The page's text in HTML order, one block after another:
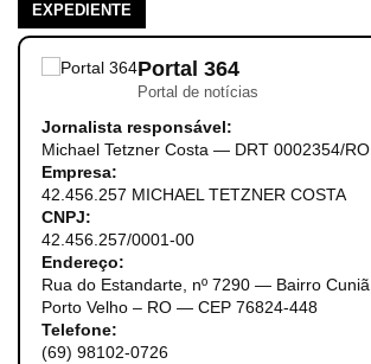
EXPEDIENTE
Portal 364
Portal de notícias
Jornalista responsável:
Michael Tetzner Costa — DRT 0002354/RO
Empresa:
42.456.257 MICHAEL TETZNER COSTA
CNPJ:
42.456.257/0001-00
Endereço:
Rua do Estandarte, nº 7290 — Bairro Cuniã
Porto Velho – RO — CEP 76824-448
Telefone:
(69) 98102-0726